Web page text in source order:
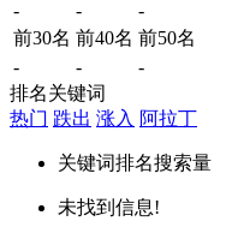
- -
-
前30名 前40名 前50名
-
-
-
排名关键词
热门 跌出 涨入 阿拉丁
关键词排名搜索量
未找到信息!